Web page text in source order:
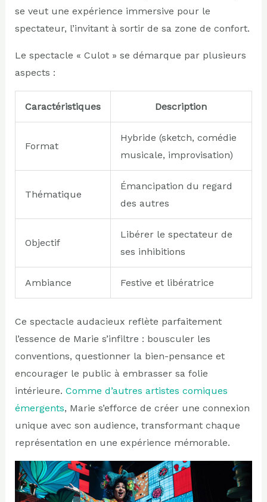
se veut une expérience immersive pour le
spectateur, l’invitant à sortir de sa zone de confort.
Le spectacle « Culot » se démarque par plusieurs
aspects :
Caractéristiques Description
Format
Hybride (sketch, comédie
musicale, improvisation)
Thématique
Émancipation du regard
des autres
Objectif
Libérer le spectateur de
ses inhibitions
Ambiance Festive et libératrice
Ce spectacle audacieux reflète parfaitement
l’essence de Marie s’infiltre : bousculer les
conventions, questionner la bien-pensance et
encourager le public à embrasser sa folie
intérieure. Comme d’autres artistes comiques
émergents, Marie s’efforce de créer une connexion
unique avec son audience, transformant chaque
représentation en une expérience mémorable.